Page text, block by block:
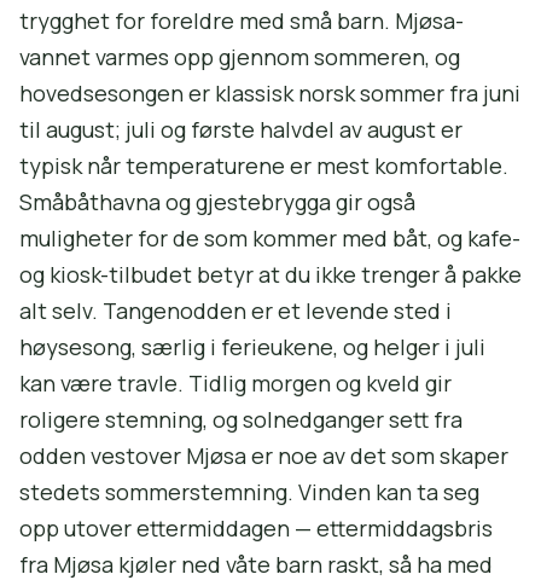
trygghet for foreldre med små barn. Mjøsa-
vannet varmes opp gjennom sommeren, og
hovedsesongen er klassisk norsk sommer fra juni
til august; juli og første halvdel av august er
typisk når temperaturene er mest komfortable.
Småbåthavna og gjestebrygga gir også
muligheter for de som kommer med båt, og kafe-
og kiosk-tilbudet betyr at du ikke trenger å pakke
alt selv. Tangenodden er et levende sted i
høysesong, særlig i ferieukene, og helger i juli
kan være travle. Tidlig morgen og kveld gir
roligere stemning, og solnedganger sett fra
odden vestover Mjøsa er noe av det som skaper
stedets sommerstemning. Vinden kan ta seg
opp utover ettermiddagen — ettermiddagsbris
fra Mjøsa kjøler ned våte barn raskt, så ha med